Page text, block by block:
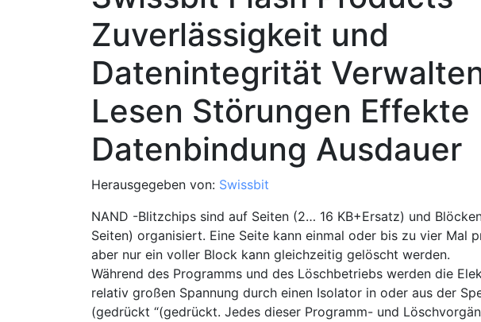
Zuverlässigkeit und
Datenintegrität
Lesen Störungen Effekte
Datenbindung Ausdauer
Herausgegeben von: Swissbit
NAND -Blitzchips sind auf Seiten (2… 16 KB+Ersatz) und
Seiten) organisiert. Eine Seite kann einmal oder bis zu vier Mal
aber nur ein voller Block kann gleichzeitig gelöscht werden.
Während des Programms und des Löschbetriebs werden die
relativ großen Spannung durch einen Isolator in oder aus der
(gedrückt “(gedrückt. Jedes dieser Programm- und